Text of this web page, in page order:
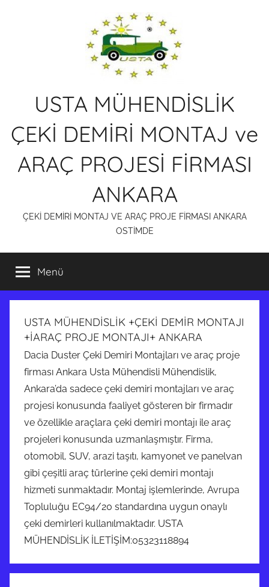
USTA MÜHENDİSLİK
ÇEKİ DEMİRİ MONTAJ ve
ARAÇ PROJESİ FİRMASI
ANKARA
ÇEKİ DEMİRİ MONTAJ VE ARAÇ PROJE FİRMASI ANKARA
OSTİMDE
Menü
USTA MÜHENDİSLİK +ÇEKİ DEMİR MONTAJI
+İARAÇ PROJE MONTAJI+ ANKARA
Dacia Duster Çeki Demiri Montajları ve araç proje
firması Ankara Usta Mühendisli Mühendislik,
Ankara’da sadece çeki demiri montajları ve araç
projesi konusunda faaliyet gösteren bir firmadır
ve özellikle araçlara çeki demiri montajı ile araç
projeleri konusunda uzmanlaşmıştır. Firma,
otomobil, SUV, arazi taşıtı, kamyonet ve panelvan
gibi çeşitli araç türlerine çeki demiri montajı
hizmeti sunmaktadır. Montaj işlemlerinde, Avrupa
Topluluğu EC94/20 standardına uygun onaylı
çeki demirleri kullanılmaktadır. USTA
MÜHENDİSLİK İLETİŞİM:05323118894